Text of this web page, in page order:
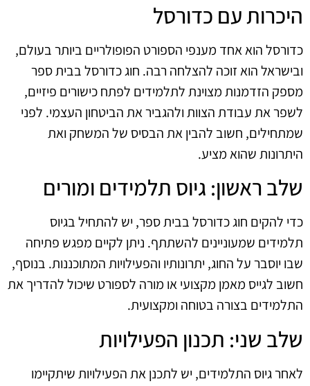
היכרות עם כדורסל
כדורסל הוא אחד מענפי הספורט הפופולריים ביותר בעולם,
ובישראל הוא זוכה להצלחה רבה. חוג כדורסל בבית ספר
מספק הזדמנות מצוינת לתלמידים לפתח כישורים פיזיים,
לשפר את עבודת הצוות ולהגביר את הביטחון העצמי. לפני
שמתחילים, חשוב להבין את הבסיס של המשחק ואת
היתרונות שהוא מציע.
שלב ראשון: גיוס תלמידים ומורים
כדי להקים חוג כדורסל בבית ספר, יש להתחיל בגיוס
תלמידים שמעוניינים להשתתף. ניתן לקיים מפגש פתיחה
שבו יוסבר על החוג, יתרונותיו והפעילויות המתוכננות. בנוסף,
חשוב לגייס מאמן מקצועי או מורה לספורט שיכול להדריך את
התלמידים בצורה בטוחה ומקצועית.
שלב שני: תכנון הפעילויות
לאחר גיוס התלמידים, יש לתכנן את הפעילויות שיתקיימו